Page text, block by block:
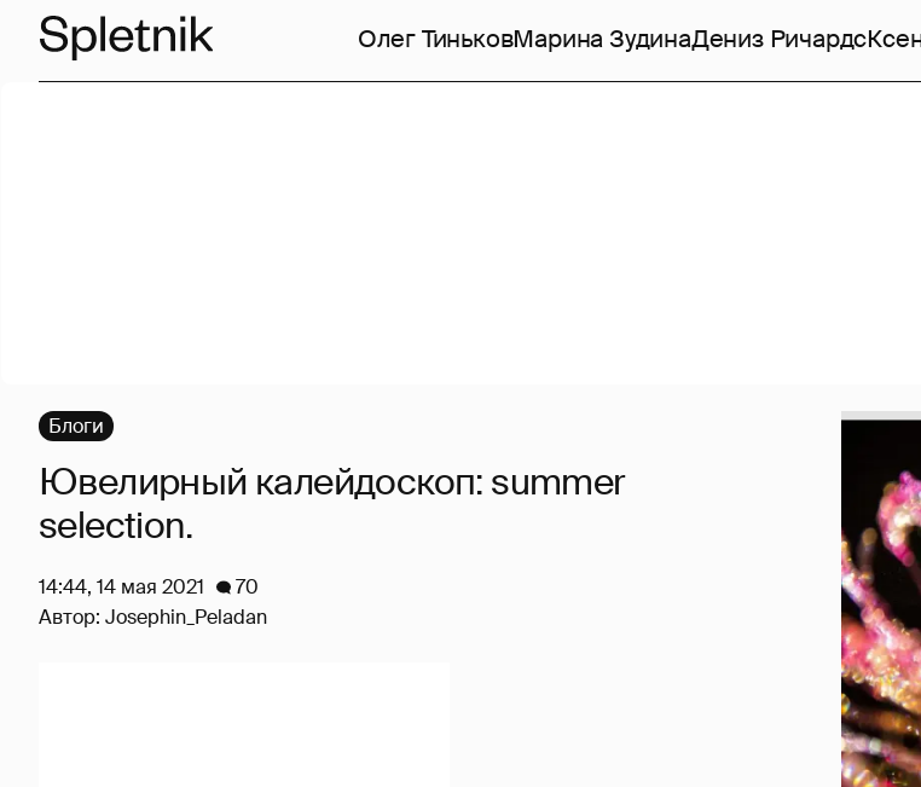
Олег ТиньковМарина ЗудинаДениз Ричардс
Блоги
Ювелирный калейдоскоп: summer
selection.
14:44, 14 мая 2021
70
Автор: Josephin_Peladan